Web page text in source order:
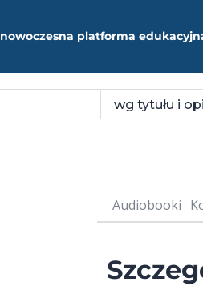
nowoczesna platforma
Audiobooki